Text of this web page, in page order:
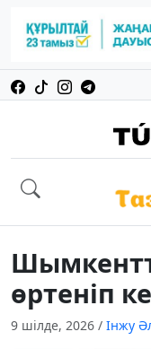
өртеніп
9 шілде, 2026 / Інжу